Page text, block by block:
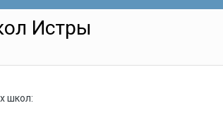
Истры
школ: